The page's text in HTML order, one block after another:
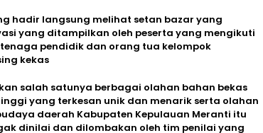
hadir langsung melihat setan bazar yang
yang ditampilkan oleh peserta yang mengikuti
pendidik dan orang tua kelompok
kekas
salah satunya berbagai olahan bahan bekas
yang terkesan unik dan menarik serta olahan
daerah Kabupaten Kepulauan Meranti itu
dinilai dan dilombakan oleh tim penilai yang